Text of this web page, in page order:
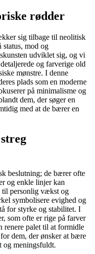
rødder
sig tilbage til neolitisk
status, mod og
udviklet sig, og vi
og farverige old
mønstre. I denne
plads som en moderne
på minimalisme og
dem, der søger en
med at de bærer en
beslutning; de bærer ofte
og enkle linjer kan
til personlig vækst og
symbolisere evighed og
for styrke og stabilitet. I
som ofte er rige på farver
renere palet til at formidle
dem, der ønsker at bære
og meningsfuldt.